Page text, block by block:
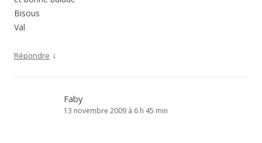
Bisous
Val
Répondre ↓
Faby
13 novembre 2009 à 6 h 45 min